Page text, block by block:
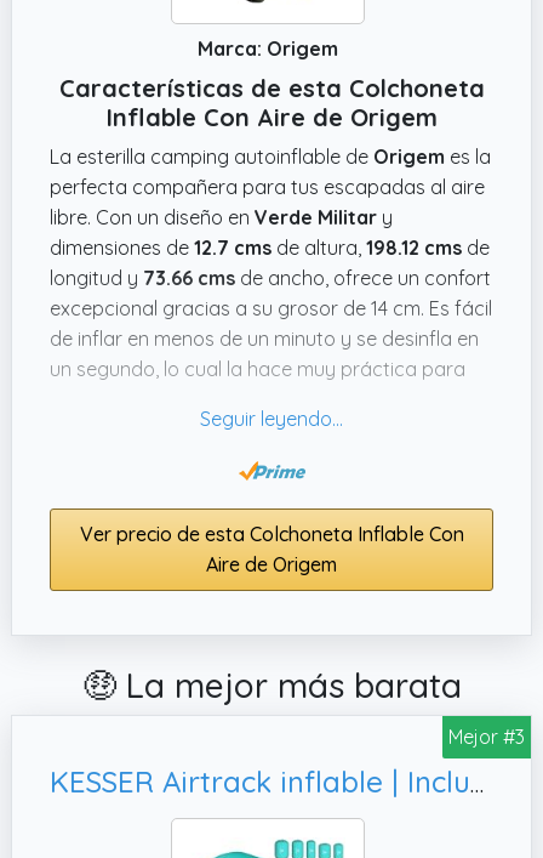
Marca: Origem
Características de esta Colchoneta
Inflable Con Aire de Origem
La esterilla camping autoinflable de Origem es la
perfecta compañera para tus escapadas al aire
libre. Con un diseño en Verde Militar y
dimensiones de 12.7 cms de altura, 198.12 cms de
longitud y 73.66 cms de ancho, ofrece un confort
excepcional gracias a su grosor de 14 cm. Es fácil
de inflar en menos de un minuto y se desinfla en
un segundo, lo cual la hace muy práctica para
simplemente disfrutar de un día en la playa.
Su construcción duradera hecha de nylon 40D y
con un interior de TPU engrosado, asegura que
no tendrás problemas con fugas. Además, es
ultraligera, pesando solo 0,86 kg, facilitando su
para cualquier aventurero que busque calidad y
Ver precio de esta Colchoneta Inflable Con
Aire de Origem
🤑 La mejor más barata
Mejor #3
KESSER Airtrack inflable | Incluye bolsa de transporte y bomba de aire eléctrica | Barril Tumbling, entrenador de